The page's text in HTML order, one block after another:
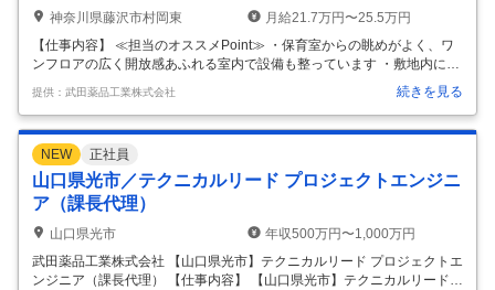
煙・分煙／正社員
神奈川県藤沢市村岡東
月給21.7万円〜25.5万円
【仕事内容】 ≪担当のオススメPoint≫ ・保育室からの眺めがよく、ワ
ンフロアの広く開放感あふれる室内で設備も整っています ・敷地内に芝
生広場や園庭、散歩コースもあり、戸外遊びも十分楽しめます ・マイカ
ー・バイク・自転車通勤ＯＫです ・嬉しい土日祝お休み ・夜勤はありま
せん ・広いテラスで水遊びやプールを楽しめます ・大手株式運営なの
で、安心・マニュアルしっかり ・80名の企業内保育園です！現在は57
名のお子様がいらっしゃいます ・お子様のお預かり人数にはバラツキが
あります ・3～5歳は縦割りクラス ・17:00からは人数が少なくなるので
合同保育になります ・保育士は15名～17名程 ・20
提供：武田薬品工業株式会社 続きを見る
NEW 正社員
山口県光市／テクニカルリード プロジェクトエンジニ
ア（課長代理）
山口県光市
年収500万円〜1,000万円
武田薬品工業株式会社 【山口県光市】テクニカルリード プロジェクトエ
ンジニア（課長代理） 【仕事内容】 【山口県光市】テクニカルリード